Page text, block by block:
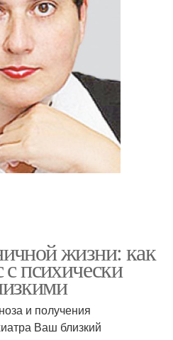
жизни: как
с психически
и получения
Ваш близкий